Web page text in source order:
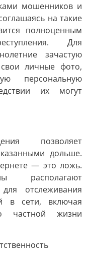
мошенников и
на такие
полноценным
Для
зачастую
личные фото,
персональную
их могут
позволяет
дольше.
— это ложь.
располагают
отслеживания
в сети, включая
частной жизни